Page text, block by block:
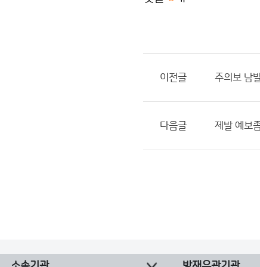
이전글 주의보 남
다음글 제발 예보